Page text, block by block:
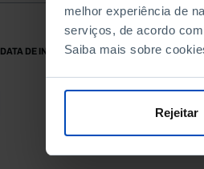
melhor experiência de
serviços, de acordo
Saiba mais sobre
Rejeitar
DATA DE INÍCIO